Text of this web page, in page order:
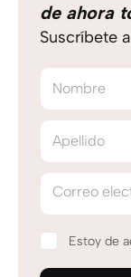
de ahora
Suscríbete
Nombre
Apellido
Correo
Estoy de